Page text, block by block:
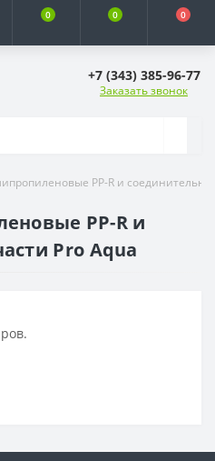
0 0 0
+7 (343) 385-96-77
Заказать звонок
PP-R и
PP-R и
Pro Aqua